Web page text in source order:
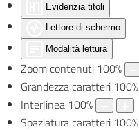
Evidenzia titoli
Lettore di schermo
Modalità lettura
Zoom contenuti 100%
Grandezza caratteri 100%
Interlinea 100%
Spaziatura caratteri 100%